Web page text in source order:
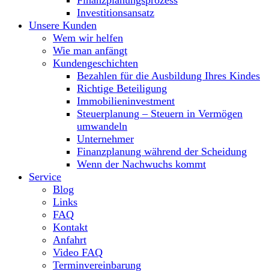
Investitionsansatz
Unsere Kunden
Wem wir helfen
Wie man anfängt
Kundengeschichten
Bezahlen für die Ausbildung Ihres Kindes
Richtige Beteiligung
Immobilieninvestment
Steuerplanung – Steuern in Vermögen
umwandeln
Unternehmer
Finanzplanung während der Scheidung
Wenn der Nachwuchs kommt
Service
Blog
Links
FAQ
Kontakt
Anfahrt
Video FAQ
Terminvereinbarung